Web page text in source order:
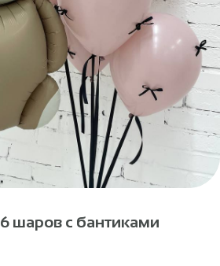
шаров с бантиками